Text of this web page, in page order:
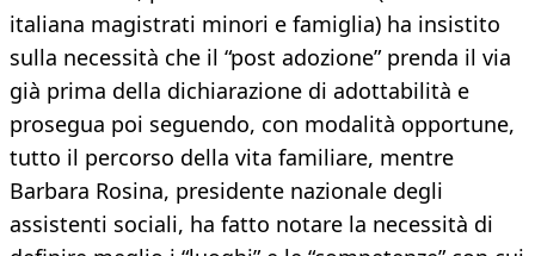
italiana magistrati minori e famiglia) ha insistito
sulla necessità che il “post adozione” prenda il via
già prima della dichiarazione di adottabilità e
prosegua poi seguendo, con modalità opportune,
tutto il percorso della vita familiare, mentre
Barbara Rosina, presidente nazionale degli
assistenti sociali, ha fatto notare la necessità di